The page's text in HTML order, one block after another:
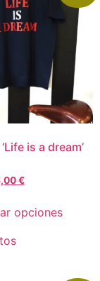
is a dream’
€
opciones